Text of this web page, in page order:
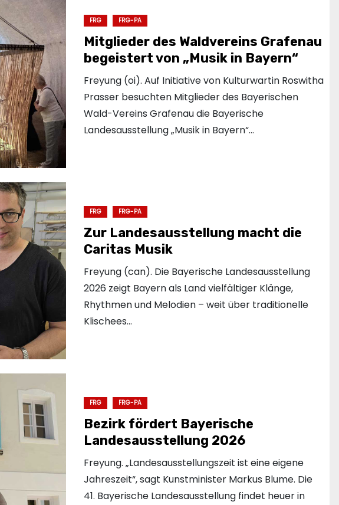
FRG FRG-PA
Mitglieder des Waldvereins Grafenau
begeistert von „Musik in Bayern“
Freyung (oi). Auf Initiative von Kulturwartin Roswitha
Prasser besuchten Mitglieder des Bayerischen
Wald-Vereins Grafenau die Bayerische
Landesausstellung „Musik in Bayern“…
FRG FRG-PA
Zur Landesausstellung macht die
Caritas Musik
Freyung (can). Die Bayerische Landesausstellung
2026 zeigt Bayern als Land vielfältiger Klänge,
Rhythmen und Melodien – weit über traditionelle
Klischees…
FRG FRG-PA
Bezirk fördert Bayerische
Landesausstellung 2026
Freyung. „Landesausstellungszeit ist eine eigene
Jahreszeit“, sagt Kunstminister Markus Blume. Die
41. Bayerische Landesausstellung findet heuer in